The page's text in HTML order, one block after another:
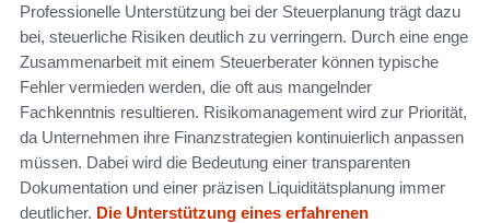
Professionelle Unterstützung bei der Steuerplanung trägt dazu
bei, steuerliche Risiken deutlich zu verringern. Durch eine enge
Zusammenarbeit mit einem Steuerberater können typische
Fehler vermieden werden, die oft aus mangelnder
Fachkenntnis resultieren. Risikomanagement wird zur Priorität,
da Unternehmen ihre Finanzstrategien kontinuierlich anpassen
müssen. Dabei wird die Bedeutung einer transparenten
Dokumentation und einer präzisen Liquiditätsplanung immer
deutlicher. Die Unterstützung eines erfahrenen